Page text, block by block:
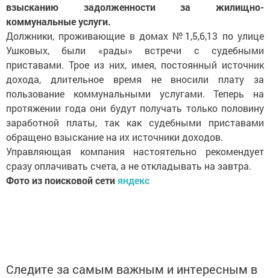
взысканию задолженности за жилищно-
коммунальные услуги.
Должники, проживающие в домах №1,5,6,13 по улице
Ушковых, были «рады» встречи с судебными
приставами. Трое из них, имея, постоянный источник
дохода, длительное время не вносили плату за
пользование коммунальными услугами. Теперь на
протяжении года они будут получать только половину
заработной платы, так как судебными приставами
обращено взыскание на их источники доходов.
Управляющая компания настоятельно рекомендует
сразу оплачивать счета, а не откладывать на завтра.
Фото из поисковой сетияндекс
Следите за самым важным и интересным в